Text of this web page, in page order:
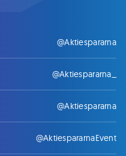
@Aktiespararna
@Aktiespararna_
@Aktiespararna
@AktiespararnaEvent